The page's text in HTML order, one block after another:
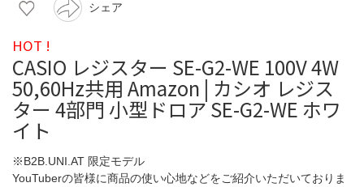
シェア
HOT !
CASIO レジスター SE-G2-WE 100V 4W
50,60Hz共用 Amazon | カシオ レジス
ター 4部門 小型ドロア SE-G2-WE ホワ
イト
※B2B.UNI.AT 限定モデル
YouTuberの皆様に商品の使い心地などをご紹介いただいておりま